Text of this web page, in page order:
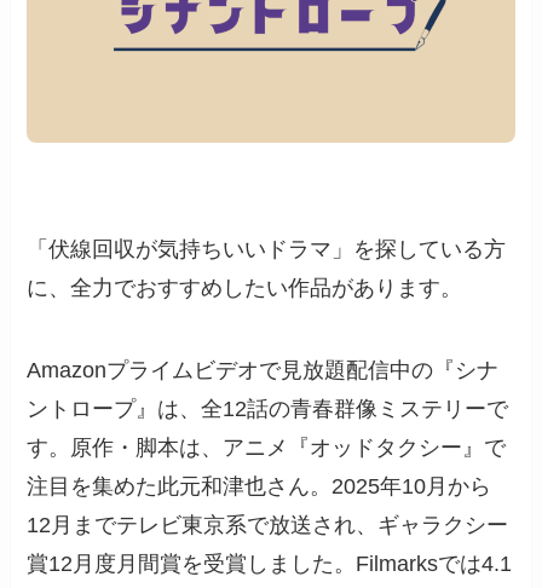
「伏線回収が気持ちいいドラマ」を探している方
に、全力でおすすめしたい作品があります。
Amazonプライムビデオで見放題配信中の『シナ
ントロープ』は、全12話の青春群像ミステリーで
す。原作・脚本は、アニメ『オッドタクシー』で
注目を集めた此元和津也さん。2025年10月から
12月までテレビ東京系で放送され、ギャラクシー
賞12月度月間賞を受賞しました。Filmarksでは4.1